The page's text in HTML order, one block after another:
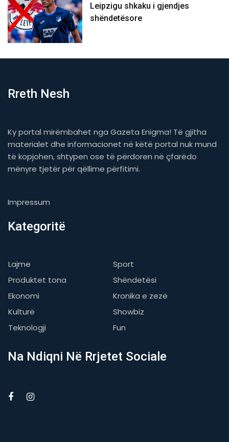
Leipzigu shkaku i gjendjes
shëndetësore
Rreth Nesh
Ky portal mirëmbahet nga Gazeta Enigma! Të gjitha
materialet dhe informacionet në këtë portal nuk mund
të kopjohen, shtypen ose të përdoren në çfarëdo
mënyre tjetër për qëllime përfitimi.
Impressum
Kategoritë
Lajme
Sport
Produktet tona
Shëndetësi
Ekonomi
Kronika e zezë
Kulturë
Showbiz
Teknologji
Fun
Na Ndiqni Në Rrjetet Sociale